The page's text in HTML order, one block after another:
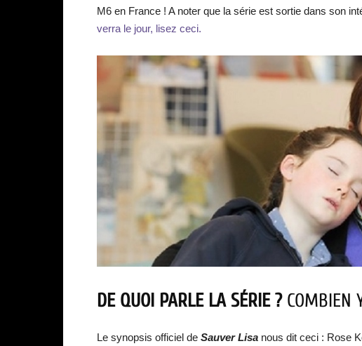
M6 en France ! A noter que la série est sortie dans son
verra le jour, lisez ceci.
DE QUOI PARLE LA SÉRIE ?COMBIEN
Le synopsis officiel de Sauver Lisa nous dit ceci : Rose